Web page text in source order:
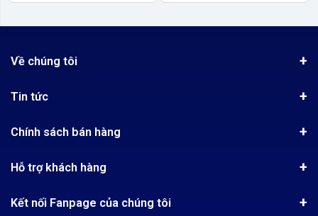
Về chúng tôi
Quy chế hoạt động
Tra cứu đơn hàng
Tin tức
Công nghệ - Sản phẩm mới
Review sản phẩm
Chính sách bán hàng
Chính sách Hủy, Đổi, Trả hàng
Hỗ trợ khách hàng
Điện thoai: (028)73023188
Kết nối Fanpage của chúng tôi